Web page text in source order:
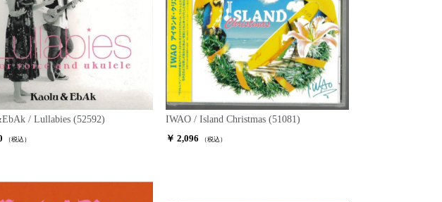
/ Lullabies (52592)
（税込）
IWAO / Island Christmas (51081)
￥ 2,096
（税込）